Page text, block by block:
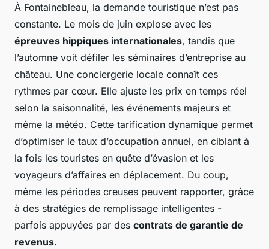
À Fontainebleau, la demande touristique n’est pas
constante. Le mois de juin explose avec les
épreuves hippiques internationales, tandis que
l’automne voit défiler les séminaires d’entreprise au
château. Une conciergerie locale connaît ces
rythmes par cœur. Elle ajuste les prix en temps réel
selon la saisonnalité, les événements majeurs et
même la météo. Cette tarification dynamique permet
d’optimiser le taux d’occupation annuel, en ciblant à
la fois les touristes en quête d’évasion et les
voyageurs d’affaires en déplacement. Du coup,
même les périodes creuses peuvent rapporter, grâce
à des stratégies de remplissage intelligentes -
parfois appuyées par des contrats de garantie de
revenus.